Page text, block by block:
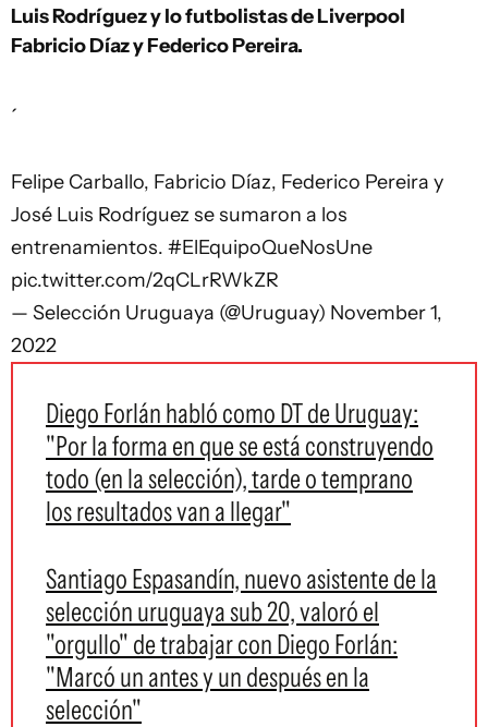
Luis Rodríguez y lo futbolistas de Liverpool
Fabricio Díaz y Federico Pereira.
Felipe Carballo, Fabricio Díaz, Federico Pereira y
José Luis Rodríguez se sumaron a los
entrenamientos. #ElEquipoQueNosUne
pic.twitter.com/2qCLrRWkZR
— Selección Uruguaya (@Uruguay) November 1,
2022
Diego Forlán habló como DT de Uruguay:
"Por la forma en que se está construyendo
todo (en la selección), tarde o temprano
los resultados van a llegar"
Santiago Espasandín, nuevo asistente de la
selección uruguaya sub 20, valoró el
"orgullo" de trabajar con Diego Forlán:
"Marcó un antes y un después en la
selección"